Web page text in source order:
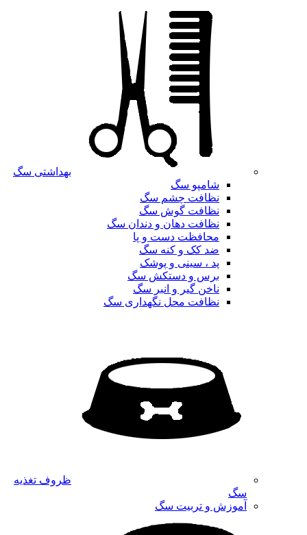
بهداشتی سگ
شامپو سگ
نظافت چشم سگ
نظافت گوش سگ
نظافت دهان و دندان سگ
محافظت دست و پا
ضد کک و کنه سگ
پد ، سینی و پوشک
برس و دستکش سگ
ناخن گیر و انبر سگ
نظافت محل نگهداری سگ
ظروف تغذیه
سگ
آموزش و تربیت سگ